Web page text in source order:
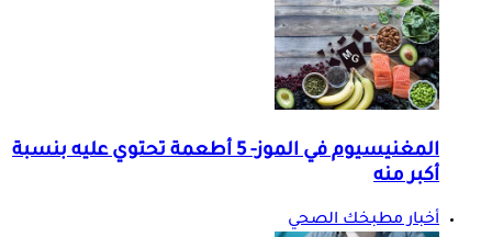
المغنيسيوم في الموز- 5 أطعمة تحتوي عليه بنسبة
أكبر منه
أخبار مطبخك الصحي